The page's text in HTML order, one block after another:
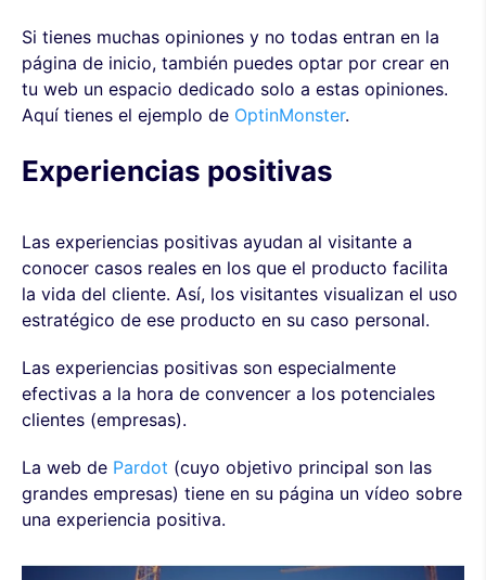
Si tienes muchas opiniones y no todas entran en la
página de inicio, también puedes optar por crear en
tu web un espacio dedicado solo a estas opiniones.
Aquí tienes el ejemplo de OptinMonster.
Experiencias positivas
Las experiencias positivas ayudan al visitante a
conocer casos reales en los que el producto facilita
la vida del cliente. Así, los visitantes visualizan el uso
estratégico de ese producto en su caso personal.
Las experiencias positivas son especialmente
efectivas a la hora de convencer a los potenciales
clientes (empresas).
La web de Pardot (cuyo objetivo principal son las
grandes empresas) tiene en su página un vídeo sobre
una experiencia positiva.